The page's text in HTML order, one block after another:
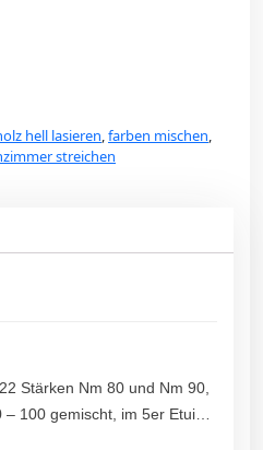
hell lasieren,farben mischen,
streichen
Stärken Nm 80 und Nm 90,
100 gemischt, im 5er Etui…